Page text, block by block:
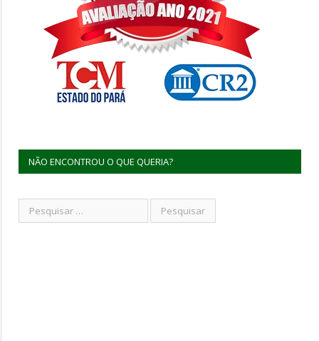
NÃO ENCONTROU O QUE QUERIA?